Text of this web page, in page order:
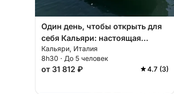
Один день, чтобы открыть для
себя Кальяри: настоящая
дольче вита на моторной
лодке.
Кальяри, Италия
8h30 · До 5 человек
от 31 812 ₽ 4.7 (3)